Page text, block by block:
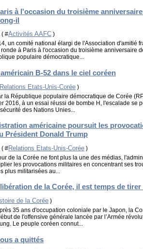
à l'occasion du troisième
il
( #Activités AAFC )
un comité national élargi de l'Association d'amitié
à Paris à l'occasion du troisième anniversaire
populaire démocratique...
B-52 dans le ciel coréen
Relations Etats-Unis-Corée )
la République populaire démocratique de Corée
2016, à un essai réussi de bombe H, l'escalade se
des Nations Unies...
américaine poursuit les
Président Donald Trump
( #Relations Etats-Unis-Corée )
de la Corée ne font plus la une des médias,
les provocations militaires en concentrant ses
plus militarisées au...
de la Corée, il est temps de
de la Corée )
35 ans d'occupation coloniale par le Japon, la
de l'offensive générale lancée par l’Armée
Le peuple coréen connut...
a quittés